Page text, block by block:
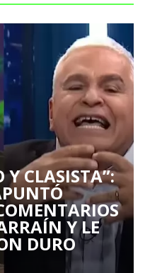
Y CLASISTA”:
Y LE
DURO